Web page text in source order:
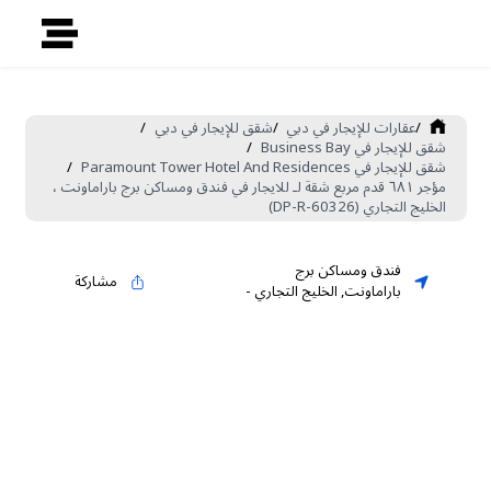
/عقارات للإيجار في دبي /شقق للإيجار في دبي /
شقق للإيجار في Business Bay /
شقق للإيجار في Paramount Tower Hotel And Residences /
مؤجر ٦٨١ قدم مربع شقة لـ للايجار في فندق ومساكن برج باراماونت ،
الخليج التجاري (DP-R-60326)
فندق ومساكن برج
باراماونت,الخليج التجاري- مشاركة